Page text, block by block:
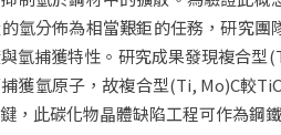
氫分佈為相當艱鉅的任務，研究
氫捕獲特性。研究成果發現複合型
獲氫原子，故複合型(Ti, Mo)C較
，此碳化物晶體缺陷工程可作為鋼